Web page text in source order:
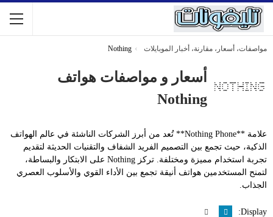
مواصفات، أسعار، مقارنة، أخبار الموبايلات Nothing
أسعار و مواصفات هواتف
Nothing
علامة **Nothing Phone** تُعد من أبرز الشركات الناشئة في عالم الهواتف
الذكية، حيث تجمع بين التصميم الفريد الشفاف والتقنيات الحديثة لتقديم
تجربة استخدام مميزة ومختلفة. تركز Nothing على الابتكار والبساطة،
لتمنح المستخدمين هواتف أنيقة تجمع بين الأداء القوي والأسلوب العصري
الجذاب.
Display:
التخزين / الرام:
الكاميرا:
الشاشة: 6.7 بوصة - 120 هرتز - AMOLED
نظام التشغيل:
البطارية:
التخزين / الرام: 128 أو 256 أو 512 جيجابايت - الرام8 أو 12 جيجابايت
الكاميرا:50 + 50 ميجابكسل
الشاشة: 6.7 بوصة - 120 هرتز - LTPO OLED
نظام التشغيل: